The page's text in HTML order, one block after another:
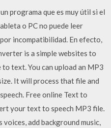
programa que es muy útil si el
o PC no puede leer
incompatibilidad. En efecto,
is a simple websites to
text. You can upload an MP3
It will process that file and
Free online Text to
your text to speech MP3 file.
add background music,